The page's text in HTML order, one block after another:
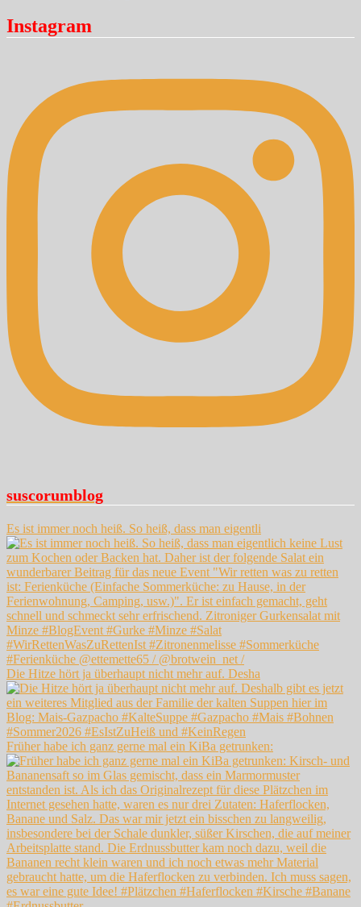
Instagram
suscorumblog
Es ist immer noch heiß. So heiß, dass man eigentli
Die Hitze hört ja überhaupt nicht mehr auf. Desha
Früher habe ich ganz gerne mal ein KiBa getrunken: